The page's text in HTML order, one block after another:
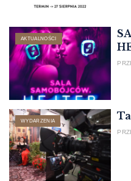
AKTUALNOŚCI
WYDARZENIA